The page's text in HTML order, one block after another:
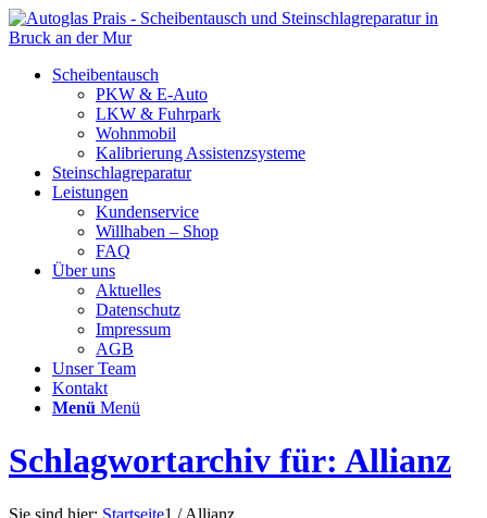
Scheibentausch
PKW & E-Auto
LKW & Fuhrpark
Wohnmobil
Kalibrierung Assistenzsysteme
Steinschlagreparatur
Leistungen
Kundenservice
Willhaben – Shop
FAQ
Über uns
Aktuelles
Datenschutz
Impressum
AGB
Unser Team
Kontakt
Menü Menü
Schlagwortarchiv für: Allianz
Sie sind hier: Startseite1 / Allianz